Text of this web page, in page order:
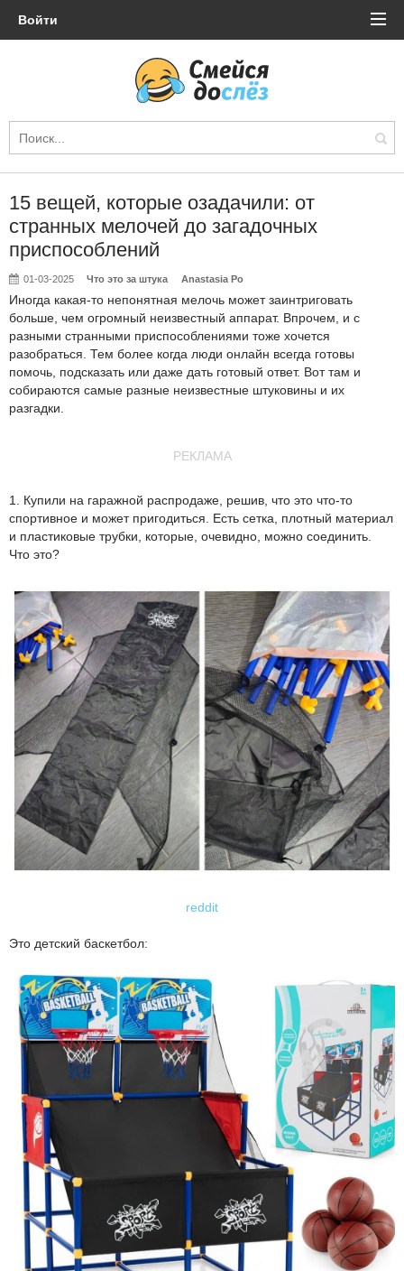
Войти
15 вещей, которые озадачили: от
странных мелочей до загадочных
приспособлений
01-03-2025 Что это за штука Anastasia Po
Иногда какая-то непонятная мелочь может заинтриговать
больше, чем огромный неизвестный аппарат. Впрочем, и с
разными странными приспособлениями тоже хочется
разобраться. Тем более когда люди онлайн всегда готовы
помочь, подсказать или даже дать готовый ответ. Вот там и
собираются самые разные неизвестные штуковины и их
разгадки.
РЕКЛАМА
1. Купили на гаражной распродаже, решив, что это что-то
спортивное и может пригодиться. Есть сетка, плотный материал
и пластиковые трубки, которые, очевидно, можно соединить.
Что это?
reddit
Это детский баскетбол: